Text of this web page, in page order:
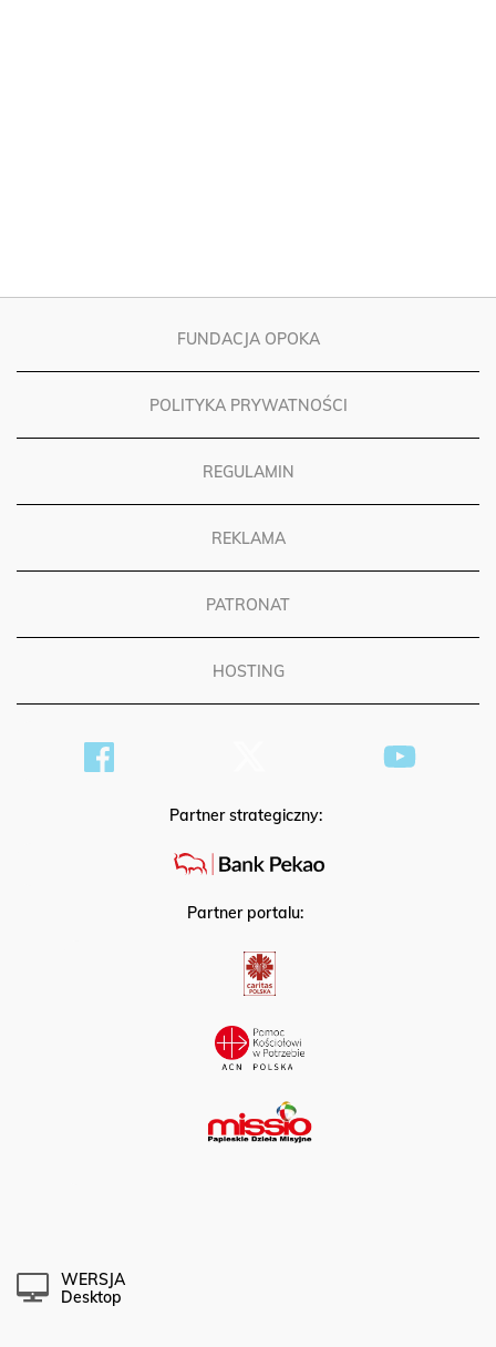
FUNDACJA OPOKA
POLITYKA PRYWATNOŚCI
REGULAMIN
REKLAMA
PATRONAT
HOSTING
Partner strategiczny:
Partner portalu:
WERSJA
Desktop